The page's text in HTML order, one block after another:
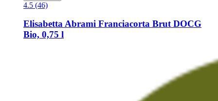
4.5 (46)
Elisabetta Abrami Franciacorta Brut DOCG
Bio, 0,75 l